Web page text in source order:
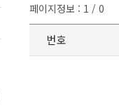
페이지정보 : 1 / 0
번호